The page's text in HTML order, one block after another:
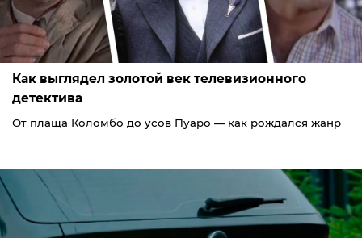
Как выглядел золотой век телевизионного
детектива
От плаща Коломбо до усов Пуаро — как рождался жанр